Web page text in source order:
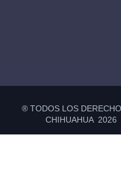
® TODOS LOS
CHIHUAHUA 2026